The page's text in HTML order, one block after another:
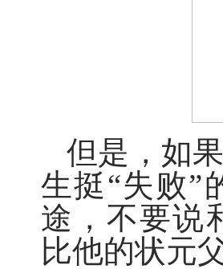
但是，如
生挺“失败”
途，不要说
比他的状元